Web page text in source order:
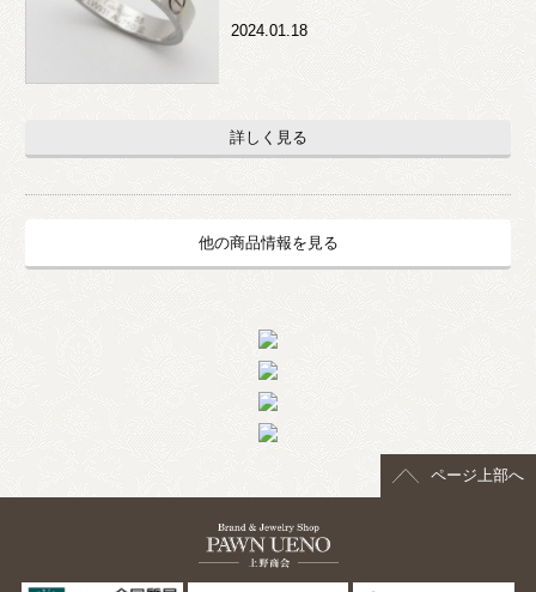
2024.01.18
詳しく見る
他の商品情報を見る
ページ上部へ